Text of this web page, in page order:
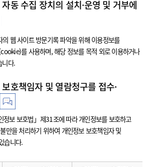
동 수집 장치의 설치·운영 및 거부에
의 웹 사이트 방문기록 파악을 위해 이용정보를
를 사용하며, 해당 정보를 목적 외로 이용하거나
니다.
호책임자 및 열람청구를 접수·
정보 보호법」제31조에 따라 개인정보를 보호하고
만을 처리하기 위하여 개인정보 보호책임자 및
습니다.